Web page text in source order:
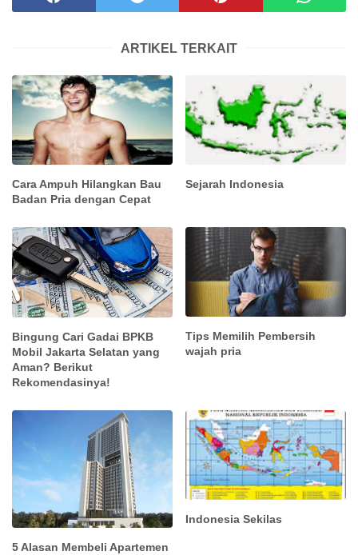
ARTIKEL TERKAIT
Cara Ampuh Hilangkan Bau
Badan Pria dengan Cepat
Sejarah Indonesia
Bingung Cari Gadai BPKB
Mobil Jakarta Selatan yang
Aman? Berikut
Rekomendasinya!
Tips Memilih Pembersih
wajah pria
5 Alasan Membeli Apartemen
Indonesia Sekilas